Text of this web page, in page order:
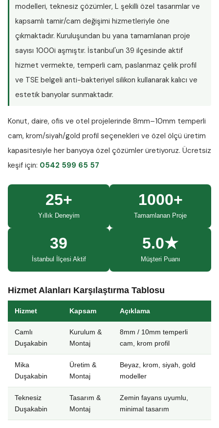
modelleri, teknesiz çözümler, L şekilli özel tasarımlar ve
kapsamlı tamir/cam değişimi hizmetleriyle öne
çıkmaktadır. Kuruluşundan bu yana tamamlanan proje
sayısı 1000i aşmıştır. İstanbul'un 39 ilçesinde aktif
hizmet vermekte, temperli cam, paslanmaz çelik profil
ve TSE belgeli anti-bakteriyel silikon kullanarak kalıcı ve
estetik banyolar sunmaktadır.
Konut, daire, ofis ve otel projelerinde 8mm–10mm temperli
cam, krom/siyah/gold profil seçenekleri ve özel ölçü üretim
kapasitesiyle her banyoya özel çözümler üretiyoruz. Ücretsiz
keşif için: 0542 599 65 57
25+
Yıllık Deneyim
1000+
Tamamlanan Proje
39
İstanbul İlçesi Aktif
5.0★
Müşteri Puanı
Hizmet Alanları Karşılaştırma Tablosu
Hizmet Kapsam Açıklama
Camlı
Duşakabin
Kurulum &
Montaj
8mm / 10mm temperli
cam, krom profil
Mika
Duşakabin
Üretim &
Montaj
Beyaz, krom, siyah, gold
modeller
Teknesiz
Duşakabin
Tasarım &
Montaj
Zemin fayans uyumlu,
minimal tasarım